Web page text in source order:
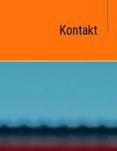
Kontakt